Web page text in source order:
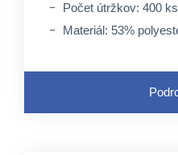
Počet útržkov: 400 ks
Materiál: 53%